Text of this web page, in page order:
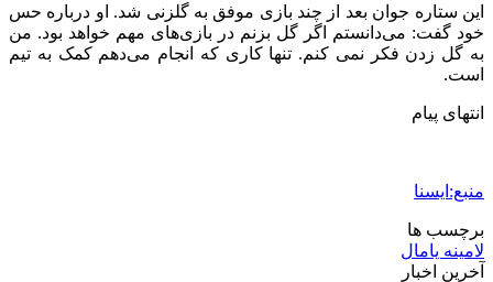
این ستاره جوان بعد از چند بازی موفق به گلزنی شد. او درباره حس
خود گفت: می‌دانستم اگر گل بزنم در بازی‌های مهم خواهد بود. من
به گل زدن فکر نمی کنم. تنها کاری که انجام می‌دهم کمک به تیم
است.
انتهای پیام
منبع:ایسنا
برچسب ها
لامینه یامال
آخرین اخبار